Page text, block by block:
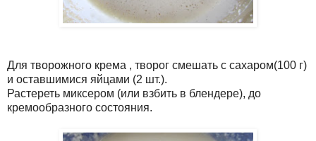
Для творожного крема , творог смешать с сахаром(100 г)
и оставшимися яйцами (2 шт.).
Растереть миксером (или взбить в блендере), до
кремообразного состояния.